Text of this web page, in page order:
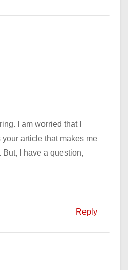
I am worried that I
your article that makes me
I have a question,
Reply